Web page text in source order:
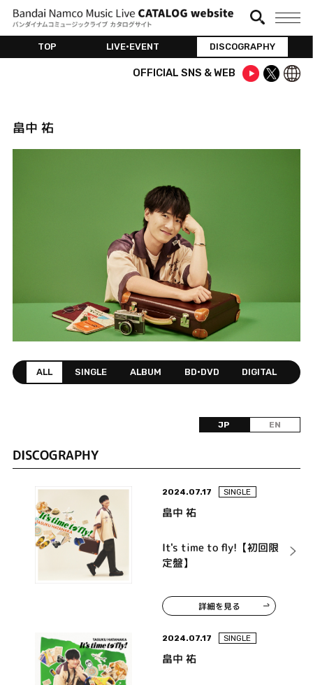
TOP LIVE•EVENT DISCOGRAPHY
OFFICIAL SNS & WEB
畠中 祐
ALL SINGLE ALBUM BD•DVD DIGITAL
JP EN
DISCOGRAPHY
2024.07.17 SINGLE
畠中 祐
It's time to fly!【初回限
定盤】
詳細を見る
2024.07.17 SINGLE
畠中 祐